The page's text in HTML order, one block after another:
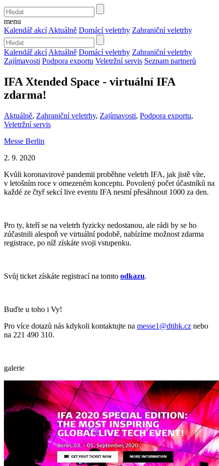
menu
Kalendář akcí Aktuálně Domácí veletrhy Zahraniční veletrhy
Kalendář akcí Aktuálně Domácí veletrhy Zahraniční veletrhy
Zajímavosti Podpora exportu Veletržní servis Seznam partnerů
IFA Xtended Space - virtuální IFA
zdarma!
Aktuálně, Zahraniční veletrhy, Zajímavosti, Podpora exportu,
Veletržní servis
Messe Berlin
2. 9. 2020
Kvůli koronavirové pandemii proběhne veletrh IFA, jak jistě víte,
v letošním roce v omezeném konceptu. Povolený počet účastníků na
každé ze čtyř sekcí live eventu IFA nesmí přesáhnout 1000 za den.
Pro ty, kteří se na veletrh fyzicky nedostanou, ale rádi by se ho
zúčastnili alespoň ve virtuální podobě, nabízíme možnost zdarma
registrace, po níž získáte svoji vstupenku.
Svůj ticket získáte registrací na tomto odkazu.
Buďte u toho i Vy!
Pro více dotazů nás kdykoli kontaktujte na messe1@dtihk.cz nebo
na 221 490 310.
galerie